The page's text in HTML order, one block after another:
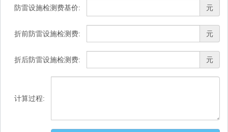
防雷设施检测费基价: 元
折前防雷设施检测费: 元
折后防雷设施检测费: 元
计算过程: